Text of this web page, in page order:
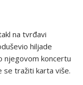
na tvrđavi
hiljade
njegovom koncertu
se tražiti karta više.